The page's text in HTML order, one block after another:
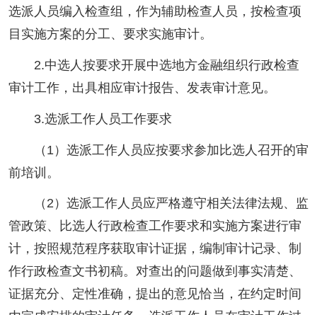
选派人员编入检查组，作为辅助检查人员，按检查项
目实施方案的分工、要求实施审计。
2.中选人按要求开展中选地方金融组织行政检查
审计工作，出具相应审计报告、发表审计意见。
3.选派工作人员工作要求
（1）选派工作人员应按要求参加比选人召开的审
前培训。
（2）选派工作人员应严格遵守相关法律法规、监
管政策、比选人行政检查工作要求和实施方案进行审
计，按照规范程序获取审计证据，编制审计记录、制
作行政检查文书初稿。对查出的问题做到事实清楚、
证据充分、定性准确，提出的意见恰当，在约定时间